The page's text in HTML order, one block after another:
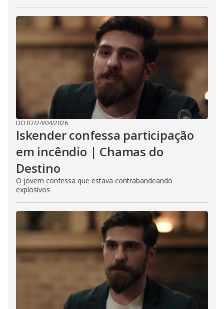
DO R7/24/04/2026
Iskender confessa participação
em incêndio | Chamas do
Destino
O jovem confessa que estava contrabandeando
explosivos